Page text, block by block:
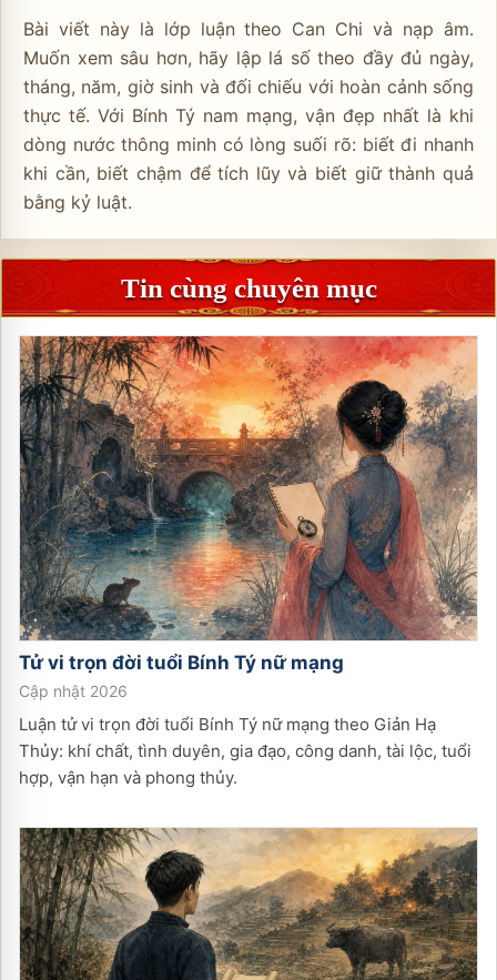
Bài viết này là lớp luận theo Can Chi và nạp âm.
Muốn xem sâu hơn, hãy lập lá số theo đầy đủ ngày,
tháng, năm, giờ sinh và đối chiếu với hoàn cảnh sống
thực tế. Với Bính Tý nam mạng, vận đẹp nhất là khi
dòng nước thông minh có lòng suối rõ: biết đi nhanh
khi cần, biết chậm để tích lũy và biết giữ thành quả
bằng kỷ luật.
Tin cùng chuyên mục
Tử vi trọn đời tuổi Bính Tý nữmạng
Cập nhật 2026
Luận tử vi trọn đời tuổi Bính Tý nữ mạng theo Giản Hạ
Thủy: khí chất, tình duyên, gia đạo, công danh, tài lộc, tuổi
hợp, vận hạn và phong thủy.